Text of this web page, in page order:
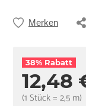
Merken
38% Rabatt
12,48
(1 Stück = 2,5 m)